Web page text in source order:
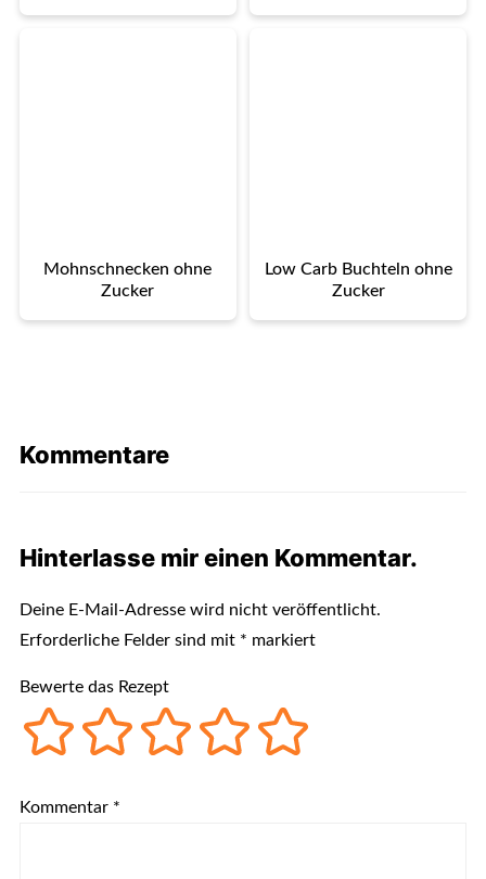
Mohnschnecken ohne
Zucker
Low Carb Buchteln ohne
Zucker
Kommentare
Hinterlasse mir einen Kommentar.
Deine E-Mail-Adresse wird nicht veröffentlicht.
Erforderliche Felder sind mit * markiert
Bewerte das Rezept
Kommentar *